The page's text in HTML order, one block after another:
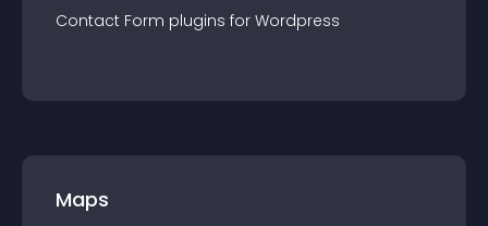
Contact Form plugins for Wordpress
Maps